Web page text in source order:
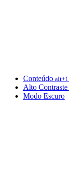
Conteúdo alt+1
Alto Contraste
Modo Escuro